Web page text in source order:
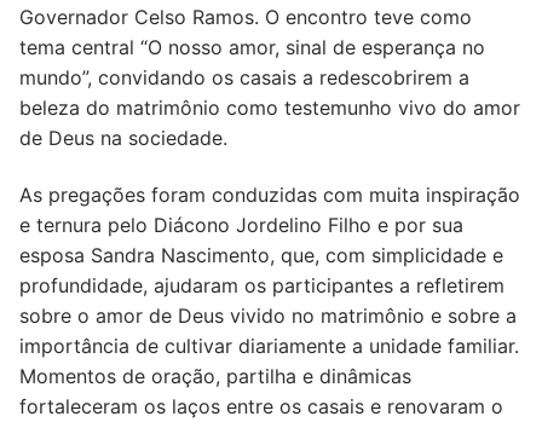
Governador Celso Ramos. O encontro teve como
tema central “O nosso amor, sinal de esperança no
mundo”, convidando os casais a redescobrirem a
beleza do matrimônio como testemunho vivo do amor
de Deus na sociedade.
As pregações foram conduzidas com muita inspiração
e ternura pelo Diácono Jordelino Filho e por sua
esposa Sandra Nascimento, que, com simplicidade e
profundidade, ajudaram os participantes a refletirem
sobre o amor de Deus vivido no matrimônio e sobre a
importância de cultivar diariamente a unidade familiar.
Momentos de oração, partilha e dinâmicas
fortaleceram os laços entre os casais e renovaram o